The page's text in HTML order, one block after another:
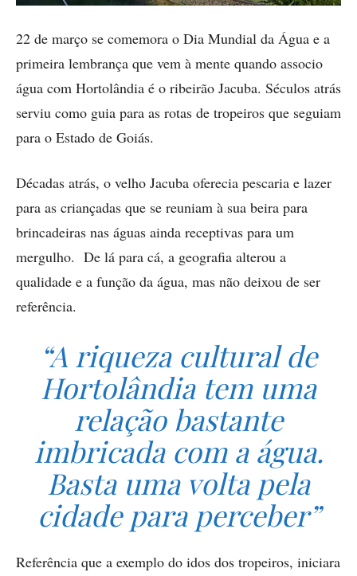
22 de março se comemora o Dia Mundial da Água e a
primeira lembrança que vem à mente quando associo
água com Hortolândia é o ribeirão Jacuba. Séculos atrás
serviu como guia para as rotas de tropeiros que seguiam
para o Estado de Goiás.
Décadas atrás, o velho Jacuba oferecia pescaria e lazer
para as criançadas que se reuniam à sua beira para
brincadeiras nas águas ainda receptivas para um
mergulho. De lá para cá, a geografia alterou a
qualidade e a função da água, mas não deixou de ser
referência.
“A riqueza cultural de
Hortolândia tem uma
relação bastante
imbricada com a água.
Basta uma volta pela
cidade para perceber”
Referência que a exemplo do idos dos tropeiros, iniciara